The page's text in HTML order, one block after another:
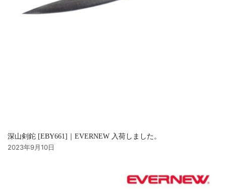
深山剣鉈 [EBY661]｜EVERNEW 入荷しました。
2023年9月10日